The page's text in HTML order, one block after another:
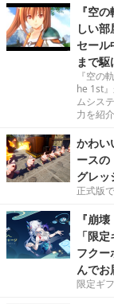
『空
しい
セール
まで駆
『空の
he 1st
ムシス
力を紹
かわい
ースの
グレッ
正式版
『崩
「限
フクー
んでお
限定ギ